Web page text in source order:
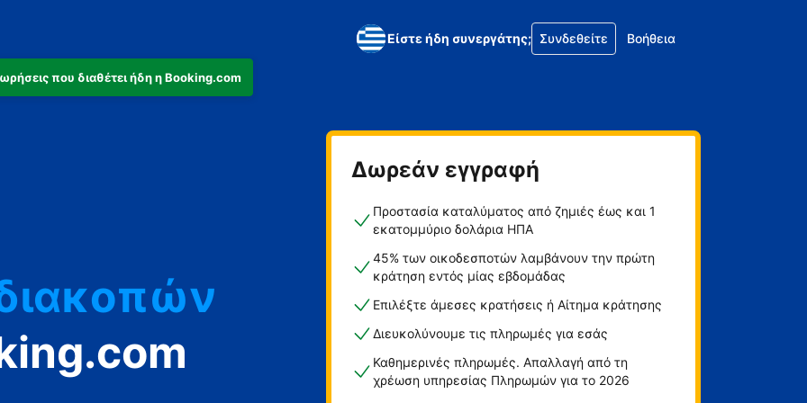
που διαθέτει ήδη η Booking.com
Είστε ήδη συνεργάτης; Συνδεθείτε Βοήθεια
Δωρεάν εγγραφή
Προστασία καταλύματος από ζημιές έως και 1
εκατομμύριο δολάρια ΗΠΑ
45% των οικοδεσποτών λαμβάνουν την πρώτη
κράτηση εντός μίας εβδομάδας
Επιλέξτε άμεσες κρατήσεις ή Αίτημα κράτησης
Διευκολύνουμε τις πληρωμές για εσάς
Καθημερινές πληρωμές. Απαλλαγή από τη
χρέωση υπηρεσίας Πληρωμών για το 2026